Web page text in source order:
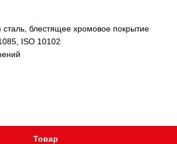
блестящее хромовое покрытие
ISO 10102
Товар